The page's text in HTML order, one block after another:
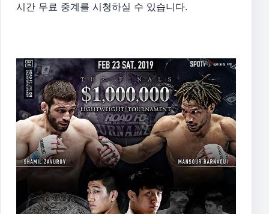
시간 무료 중계를 시청하실 수 있습니다.